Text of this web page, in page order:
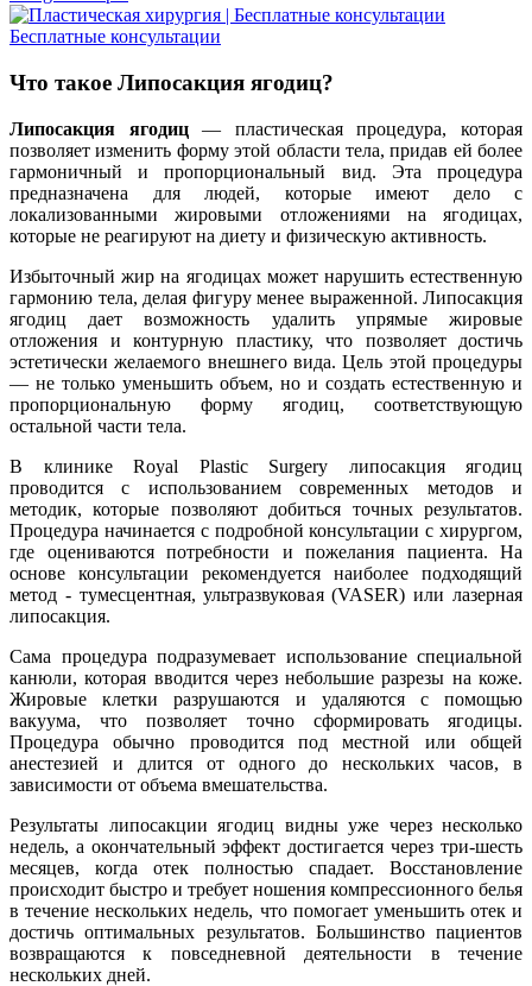
Бесплатные консультации
Что такое Липосакция ягодиц?
Липосакция ягодиц— пластическая процедура, которая
позволяет изменить форму этой области тела, придав ей более
гармоничный и пропорциональный вид. Эта процедура
предназначена для людей, которые имеют дело с
локализованными жировыми отложениями на ягодицах,
которые не реагируют на диету и физическую активность.
Избыточный жир на ягодицах может нарушить естественную
гармонию тела, делая фигуру менее выраженной. Липосакция
ягодиц дает возможность удалить упрямые жировые
отложения и контурную пластику, что позволяет достичь
эстетически желаемого внешнего вида. Цель этой процедуры
— не только уменьшить объем, но и создать естественную и
пропорциональную форму ягодиц, соответствующую
остальной части тела.
В клинике Royal Plastic Surgery липосакция ягодиц
проводится с использованием современных методов и
методик, которые позволяют добиться точных результатов.
Процедура начинается с подробной консультации с хирургом,
где оцениваются потребности и пожелания пациента. На
основе консультации рекомендуется наиболее подходящий
метод - тумесцентная, ультразвуковая (VASER) или лазерная
липосакция.
Сама процедура подразумевает использование специальной
канюли, которая вводится через небольшие разрезы на коже.
Жировые клетки разрушаются и удаляются с помощью
вакуума, что позволяет точно сформировать ягодицы.
Процедура обычно проводится под местной или общей
анестезией и длится от одного до нескольких часов, в
зависимости от объема вмешательства.
Результаты липосакции ягодиц видны уже через несколько
недель, а окончательный эффект достигается через три-шесть
месяцев, когда отек полностью спадает. Восстановление
происходит быстро и требует ношения компрессионного белья
в течение нескольких недель, что помогает уменьшить отек и
достичь оптимальных результатов. Большинство пациентов
возвращаются к повседневной деятельности в течение
нескольких дней.